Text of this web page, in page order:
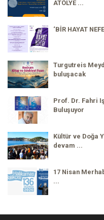
ATÖLYE ...
‘BİR HAYAT
Turgutreis
buluşacak
Prof. Dr. Fahri
Buluşuyor
Kültür ve Doğa
devam ...
17 Nisan
...